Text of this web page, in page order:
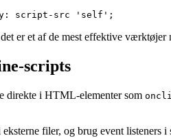
er et af de mest effektive
scripts
direkte i HTML-elementer som
filer, og brug event